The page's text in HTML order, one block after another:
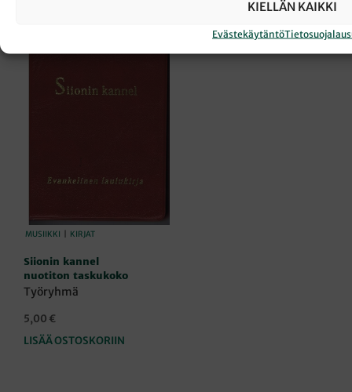
KIELLÄN KAIKKI
Evästekäytäntö
MUSIIKKI KIRJAT
Siionin kannel
nuotiton taskukoko
Työryhmä
5,00 €
LISÄÄ OSTOSKORIIN